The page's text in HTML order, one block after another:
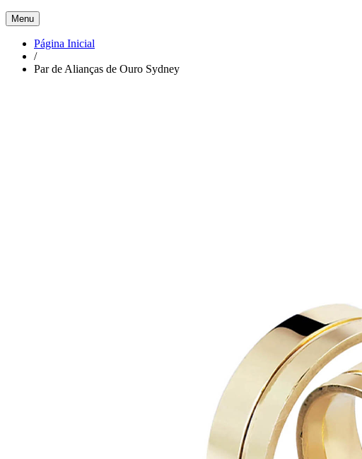
Menu
Página Inicial
/
Par de Alianças de Ouro Sydney